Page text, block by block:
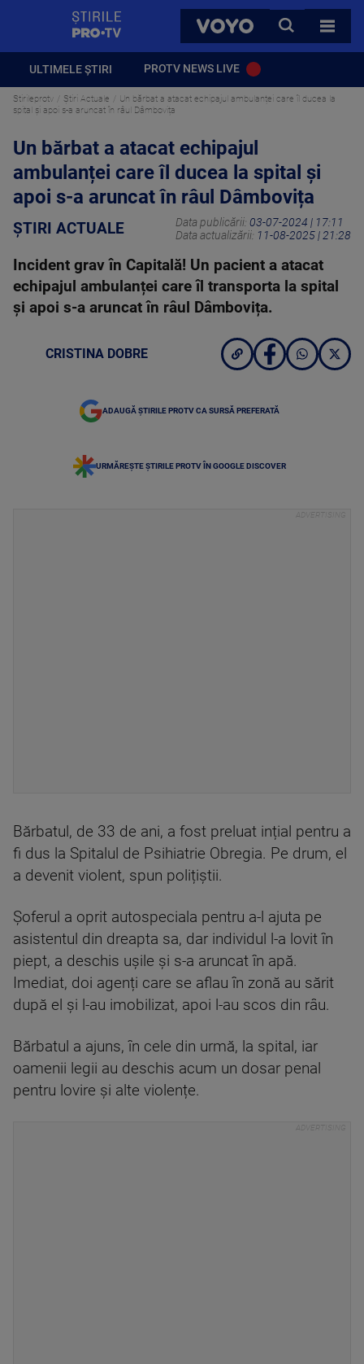
VOYO
CAUTA
TOATE
ULTIMELE ȘTIRI PROTV NEWS LIVE
Stirileprotv Știri Actuale
Un bărbat a atacat echipajul ambulanței care îl ducea la
spital și apoi s-a aruncat în râul Dâmbovița
Un bărbat a atacat echipajul
ambulanței care îl ducea la spital și
apoi s-a aruncat în râul Dâmbovița
ȘTIRI ACTUALE Data publicării: 03-07-2024 | 17:11
Data actualizării: 11-08-2025 | 21:28
Incident grav în Capitală! Un pacient a atacat
echipajul ambulanței care îl transporta la spital
și apoi s-a aruncat în râul Dâmbovița.
CRISTINA DOBRE
ADAUGĂ ȘTIRILE PROTV CA SURSĂ PREFERATĂ
URMĂREȘTE ȘTIRILE PROTV ÎN GOOGLE DISCOVER
Bărbatul, de 33 de ani, a fost preluat ințial pentru a
fi dus la Spitalul de Psihiatrie Obregia. Pe drum, el
a devenit violent, spun polițiștii.
Șoferul a oprit autospeciala pentru a-l ajuta pe
asistentul din dreapta sa, dar individul l-a lovit în
piept, a deschis ușile și s-a aruncat în apă.
Imediat, doi agenți care se aflau în zonă au sărit
după el și l-au imobilizat, apoi l-au scos din râu.
Bărbatul a ajuns, în cele din urmă, la spital, iar
oamenii legii au deschis acum un dosar penal
pentru lovire și alte violențe.